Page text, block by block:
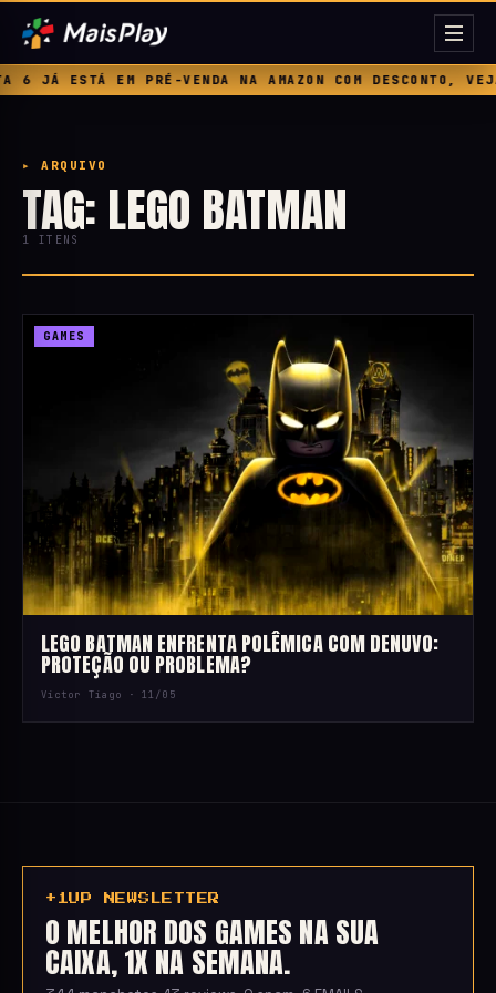
JÁ ESTÁ EM PRÉ-VENDA NA AMAZON COM DESCONTO,
▸ ARQUIVO
TAG: LEGO BATMAN
1 ITENS
GAMES
LEGO BATMAN ENFRENTA POLÊMICA COM DENUVO:
PROTEÇÃO OU PROBLEMA?
Victor Tiago ·11/05
+1UP NEWSLETTER
O MELHOR DOS GAMES NA SUA
CAIXA, 1X NA SEMANA.